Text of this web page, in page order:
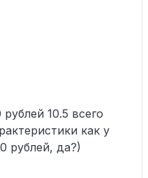
10.5 всего
как у
рублей, да?)